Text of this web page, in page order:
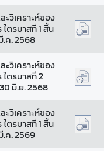
ะวิเคราะห์ของ
ตรมาสที่ 1 สิ้น
.ค. 2568
ะวิเคราะห์ของ
ตรมาสที่ 2
มิ.ย. 2568
ะวิเคราะห์ของ
ตรมาสที่ 1 สิ้น
.ค. 2569